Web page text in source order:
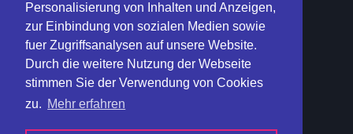
Personalisierung von Inhalten und Anzeigen,
zur Einbindung von sozialen Medien sowie
fuer Zugriffsanalysen auf unsere Website.
Durch die weitere Nutzung der Webseite
stimmen Sie der Verwendung von Cookies
zu. Mehr erfahren